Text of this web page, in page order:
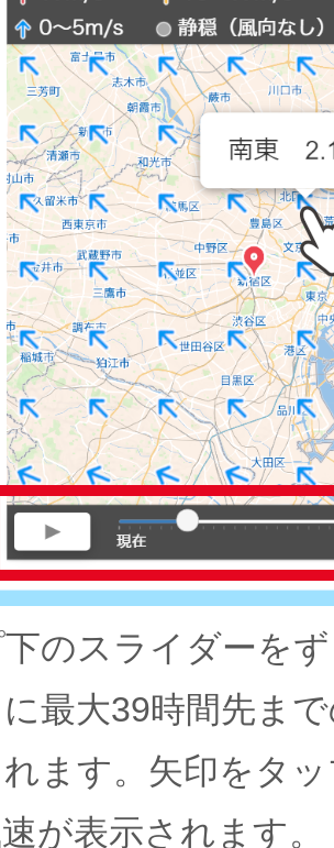
のスライダーを
最大39時間先ま
ます。矢印をタ
が表示されます。